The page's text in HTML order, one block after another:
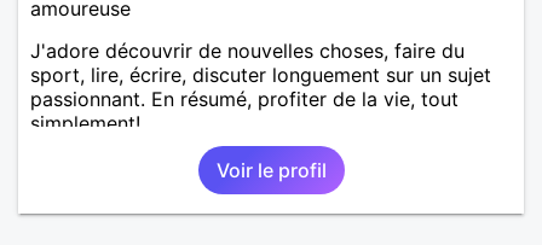
amoureuse
J'adore découvrir de nouvelles choses, faire du
sport, lire, écrire, discuter longuement sur un sujet
passionnant. En résumé, profiter de la vie, tout
simplement!
Voir le profil